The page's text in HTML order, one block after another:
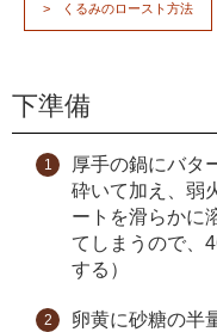
くるみのロースト方法
下準備
厚手の鍋にバタ
砕いて加え、弱
ートを滑らかに
てしまうので、
する）
卵黄に砂糖の半